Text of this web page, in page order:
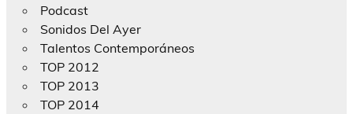
Podcast
Sonidos Del Ayer
Talentos Contemporáneos
TOP 2012
TOP 2013
TOP 2014